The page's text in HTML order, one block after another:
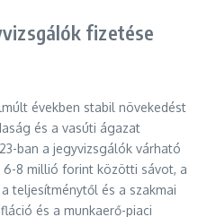
fizetése
években stabil növekedést
és a vasúti ágazat
ban a jegyvizsgálók várható
8 millió forint közötti sávot, a
teljesítménytől és a szakmai
és a munkaerő-piaci